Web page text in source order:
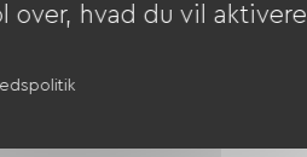
over, hvad du vil aktivere